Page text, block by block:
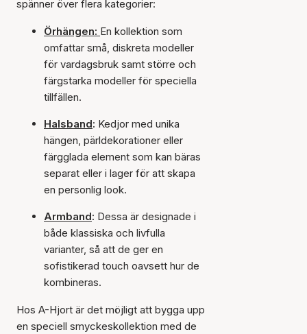
spänner över flera kategorier:
Örhängen: En kollektion som
omfattar små, diskreta modeller
för vardagsbruk samt större och
färgstarka modeller för speciella
tillfällen.
Halsband: Kedjor med unika
hängen, pärldekorationer eller
färgglada element som kan bäras
separat eller i lager för att skapa
en personlig look.
Armband: Dessa är designade i
både klassiska och livfulla
varianter, så att de ger en
sofistikerad touch oavsett hur de
kombineras.
Hos A-Hjort är det möjligt att bygga upp
en speciell smyckeskollektion med de